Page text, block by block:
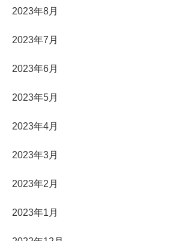
2023年8月
2023年7月
2023年6月
2023年5月
2023年4月
2023年3月
2023年2月
2023年1月